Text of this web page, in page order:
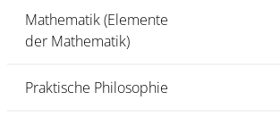
Mathematik (Elemente
der Mathematik)
Praktische Philosophie